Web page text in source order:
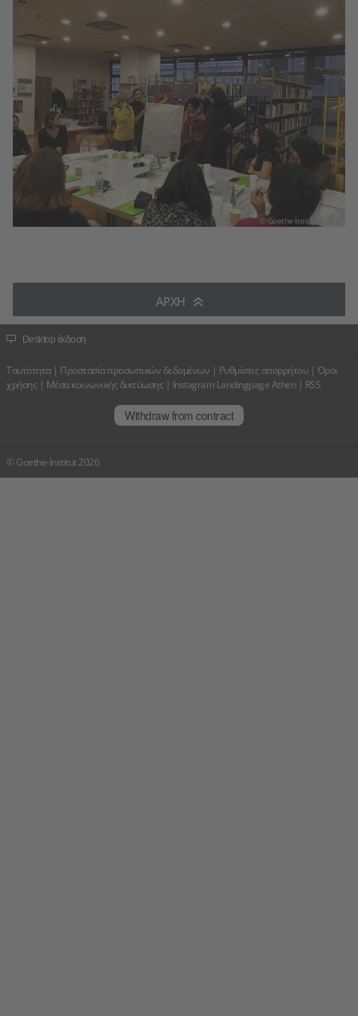
© Goethe-Institut Athen
ΑΡΧΉ
Desktop έκδοση
Ταυτότητα| Προστασία προσωπικών δεδομένων | Ρυθμίσεις απορρήτου| Όροι
χρήσης | Μέσα κοινωνικής δικτύωσης | Instagram Landingpage Athen | RSS
Withdraw from contract
© Goethe-Institut 2026